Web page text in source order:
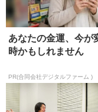
あなたの金運、今が
時かもしれません
PR(合同会社デジタルファーム )